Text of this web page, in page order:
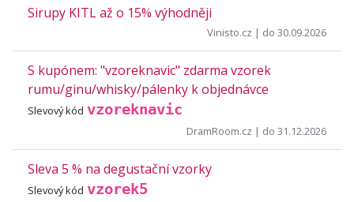
Sirupy KITL až o 15% výhodněji
Vinisto.cz | do 30.09.2026
S kupónem: "vzoreknavic" zdarma vzorek
rumu/ginu/whisky/pálenky k objednávce
Slevový kód vzoreknavic
DramRoom.cz | do 31.12.2026
Sleva 5 % na degustační vzorky
Slevový kód vzorek5